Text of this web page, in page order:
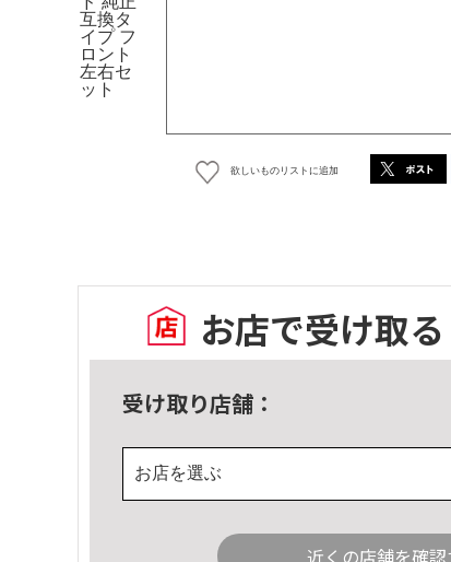
欲しいものリストに追加
お店で受け取る
受け取り店舗：
お店を選ぶ
近くの店舗を確認